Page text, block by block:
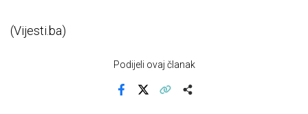
(Vijesti.ba)
Podijeli ovaj članak